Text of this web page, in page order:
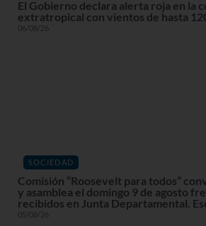
El Gobierno declara alerta roja en la
extratropical con vientos de hasta
06/08/26
SOCIEDAD
Comisión “Roosevelt para todos”
y asamblea el domingo 9 de agosto
recibidos en Junta Departamental.
05/08/26